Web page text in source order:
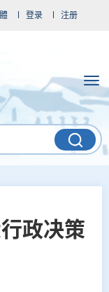
登录 注册
政决策